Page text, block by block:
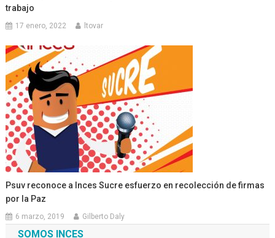
trabajo
17 enero, 2022 ltovar
Psuv reconoce a Inces Sucre esfuerzo en recolección de firmas
por la Paz
6 marzo, 2019 Gilberto Daly
SOMOS INCES